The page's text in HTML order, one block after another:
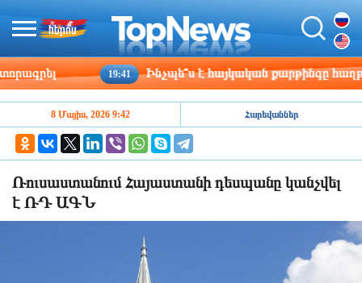
19:41 Ինչպե՞ս է հայկական քարթինգը
8 Մայիս, 2026 9:42 Հարեվաններ
Ռուսաստանում Հայաստանի դեսպանը կանչվել
է ՌԴ ԱԳՆ